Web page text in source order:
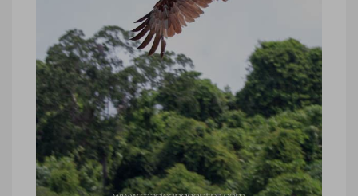
Malaisie, marché nocturne de
Kuching, Bornéo
Malaisie, marché nocturne de Kuching,
Bornéo © Marie-Ange Ostré